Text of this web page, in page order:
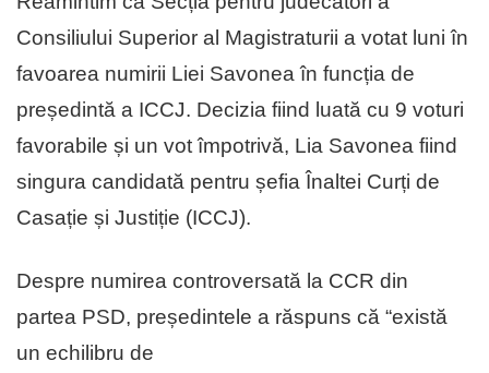
Consiliului Superior al Magistraturii a votat luni în
favoarea numirii Liei Savonea în funcția de
președintă a ICCJ. Decizia fiind luată cu 9 voturi
favorabile și un vot împotrivă, Lia Savonea fiind
singura candidată pentru șefia Înaltei Curți de
Casație și Justiție (ICCJ).
Despre numirea controversată la CCR din
partea PSD, președintele a răspuns că “există
un echilibru de